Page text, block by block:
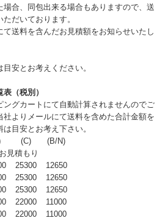
合、同包出来る場合もありますので、送
だいております。
送料を含んだお見積額をお知らせいたし
安とお考えください。
（税別）
グカートにて自動計算されませんのでご
よりメールにて送料を含めた合計金額を
目安とお考え下さい。
(C)
(B/N)
見積もり
25300
12650
25300
12650
25300
12650
22000
11000
22000
11000